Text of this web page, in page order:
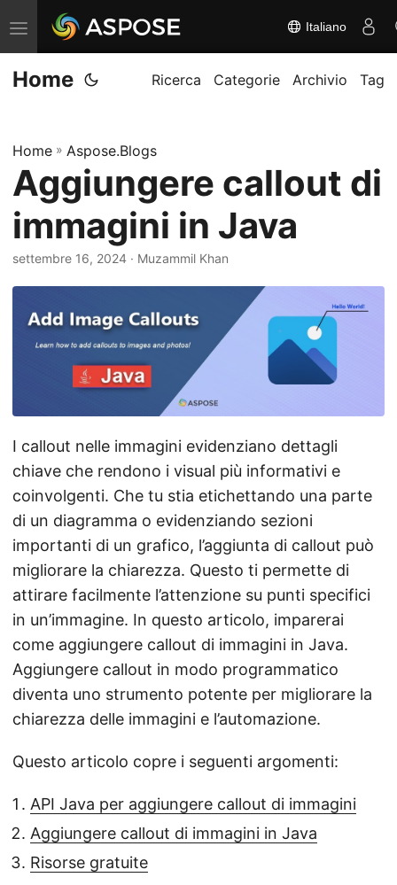
A
t
t
a
/
s
a
v
i
g
a
z
i
o
n
e
Italiano
Home Ricerca Categorie Archivio Tag
Home » Aspose.Blogs
Aggiungere callout di
immagini in Java
settembre 16, 2024 · Muzammil Khan
I callout nelle immagini evidenziano dettagli
chiave che rendono i visual più informativi e
coinvolgenti. Che tu stia etichettando una parte
di un diagramma o evidenziando sezioni
importanti di un grafico, l’aggiunta di callout può
migliorare la chiarezza. Questo ti permette di
attirare facilmente l’attenzione su punti specifici
in un’immagine. In questo articolo, imparerai
come aggiungere callout di immagini in Java.
Aggiungere callout in modo programmatico
diventa uno strumento potente per migliorare la
chiarezza delle immagini e l’automazione.
Questo articolo copre i seguenti argomenti:
API Java per aggiungere callout di immagini
Aggiungere callout di immagini in Java
Risorse gratuite